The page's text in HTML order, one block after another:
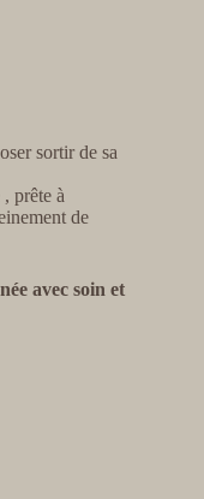
sortir de sa
prête à
de
avec soin et